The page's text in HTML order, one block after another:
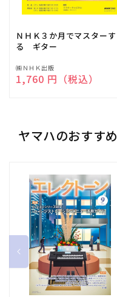
ＮＨＫ３か月でマスターす
る ギター
販
売
㈱ＮＨＫ出版
通常価格
1,760 円（税込）
ヤマハのおすすめ